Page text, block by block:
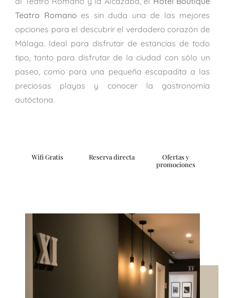
Teatro Romano es sin duda una de las mejores
opciones para el descubrir el verdadero corazón de
Málaga. Ideal para disfrutar de estancias de todo
tipo, tanto para disfrutar de la ciudad con sólo un
paseo, como para una pequeña escapadita a las
preciosas playas y conocer la gastronomía
autóctona.
Wifi Gratis Reserva directa
Ofertas y
promociones